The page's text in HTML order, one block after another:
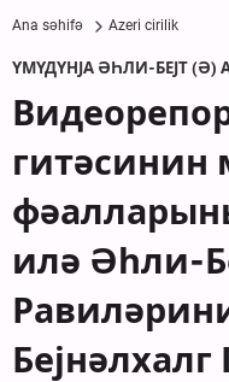
Ana səhifə Azeri cirilik
ҮМҮДҮНЈА ӘҺЛИ-БЕЈТ (Ә)
гитәсинин
илә Әһли-